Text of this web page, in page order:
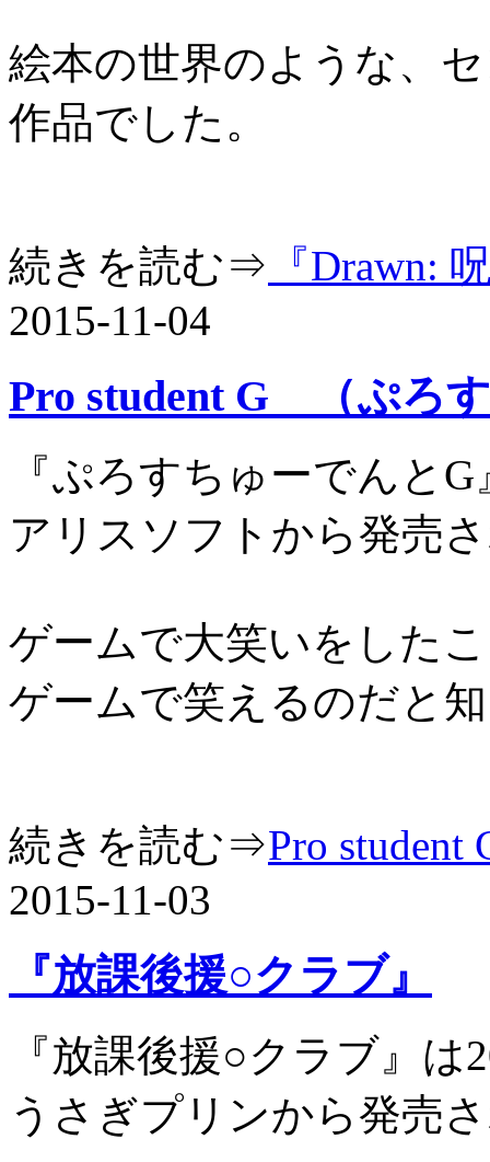
絵本の世界のような、
作品でした。
続きを読む⇒ 『Drawn:
2015-11-04
Pro student G （ぷろ
『ぷろすちゅーでんと
アリスソフトから発売
ゲームで大笑いをした
ゲームで笑えるのだと
続きを読む⇒Pro
2015-11-03
『放課後援○クラブ』
『放課後援○クラブ』
うさぎプリンから発売